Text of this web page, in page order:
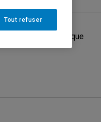
: Art dramatique
Tout refuser